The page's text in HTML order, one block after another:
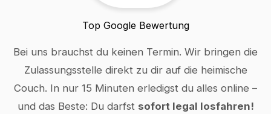
Top Google Bewertung
Bei uns brauchst du keinen Termin. Wir bringen die
Zulassungsstelle direkt zu dir auf die heimische
Couch. In nur 15 Minuten erledigst du alles online –
und das Beste: Du darfst sofort legal losfahren!